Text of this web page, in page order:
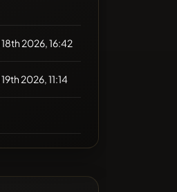
2026, 16:42
2026, 11:14